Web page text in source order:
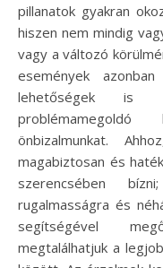
pillanatok gyakran
hiszen nem mindig
vagy a változó
események
lehetőségek is
önbizalmunkat.
magabiztosan és
szerencsében
rugalmasságra és
segítségével
megtalálhatjuk a